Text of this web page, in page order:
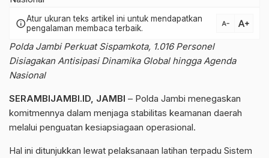
infoAtur ukuran teks artikel ini untuk mendapatkan
pengalaman membaca terbaik.
text_decrease text_increase
Polda Jambi Perkuat Sispamkota, 1.016 Personel
Disiagakan Antisipasi Dinamika Global hingga Agenda
Nasional
SERAMBIJAMBI.ID, JAMBI – Polda Jambi menegaskan
komitmennya dalam menjaga stabilitas keamanan daerah
melalui penguatan kesiapsiagaan operasional.
Hal ini ditunjukkan lewat pelaksanaan latihan terpadu Sistem